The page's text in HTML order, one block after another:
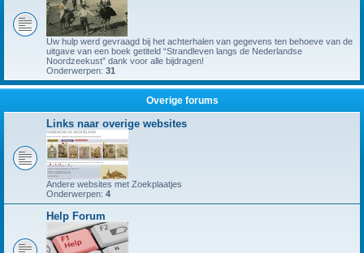
Uw hulp werd gevraagd bij het achterhalen van gegevens ten behoeve van de
uitgave van een boek getiteld “Strandleven langs de Nederlandse
Noordzeekust” dank voor alle bijdragen!
Onderwerpen: 31
Overige forums
Links naar overige websites
Andere websites met Zoekplaatjes
Onderwerpen: 4
Help Forum